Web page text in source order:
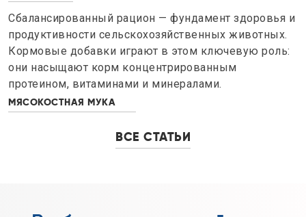
Сбалансированный рацион — фундамент здоровья и
продуктивности сельскохозяйственных животных.
Кормовые добавки играют в этом ключевую роль:
они насыщают корм концентрированным
протеином, витаминами и минералами.
МЯСОКОСТНАЯ МУКА
ВСЕ СТАТЬИ